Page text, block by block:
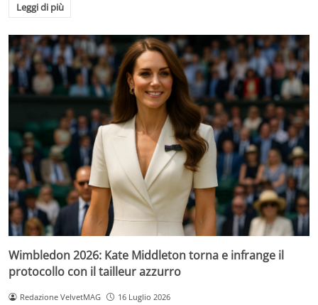
Leggi di più
Wimbledon 2026: Kate Middleton torna e infrange il
protocollo con il tailleur azzurro
Redazione VelvetMAG 16 Luglio 2026